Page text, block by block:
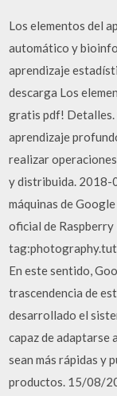
Los elementos del
automático y
aprendizaje
descarga Los
gratis pdf! Detalles.
aprendizaje
realizar
y distribuida. 2018-
máquinas de
oficial de
En este sentido,
trascendencia de
desarrollado el
capaz de adaptarse
sean más rápidas y
productos. 15/08/